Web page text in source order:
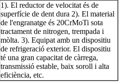
1). El reductor de velocitat és de
superfície de dent dura 2). El material
de l'engranatge és 20CrMoTi sota
tractament de nitrogen, trempada i
mòlta. 3). Equipat amb un dispositiu
de refrigeració exterior. El dispositiu
té una gran capacitat de càrrega,
transmissió estable, baix soroll i alta
eficiència, etc.